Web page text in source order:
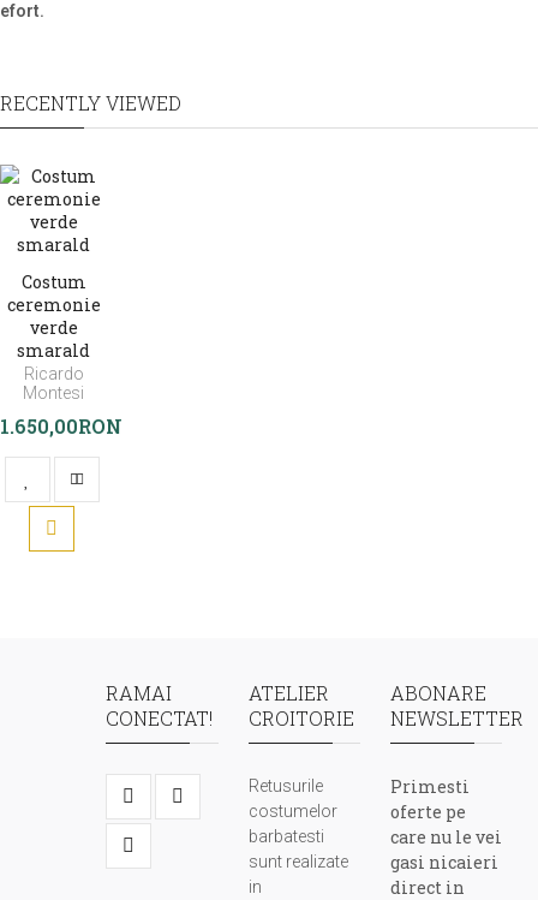
efort.
RECENTLY VIEWED
Costum
ceremonie
verde
smarald
Ricardo
Montesi
1.650,00RON
RAMAI
CONECTAT!
ATELIER
CROITORIE
Retusurile
costumelor
barbatesti
sunt realizate
in
ABONARE
NEWSLETTER
Primesti
oferte pe
care nu le vei
gasi nicaieri
direct in